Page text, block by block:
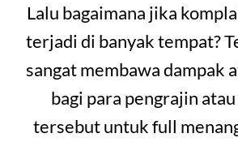
Lalu bagaimana jika
terjadi di banyak tempat?
sangat membawa dampak
bagi para pengrajin
tersebut untuk full